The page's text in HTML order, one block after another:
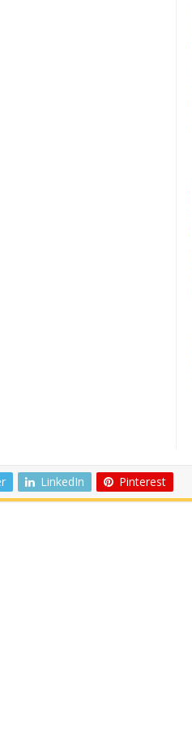
LinkedIn Pinterest